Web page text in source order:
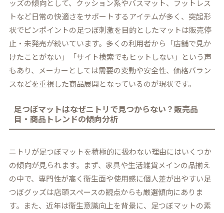
ッズの傾向として、クッション系やバスマット、フットレス
トなど日常の快適さをサポートするアイテムが多く、突起形
状でピンポイントの足つぼ刺激を目的としたマットは販売停
止・未発売が続いています。多くの利用者から「店舗で見か
けたことがない」「サイト検索でもヒットしない」という声
もあり、メーカーとしては需要の変動や安全性、価格バラン
スなどを重視した商品展開となっているのが現状です。
足つぼマットはなぜニトリで見つからない？販売品
目・商品トレンドの傾向分析
ニトリが足つぼマットを積極的に扱わない理由にはいくつか
の傾向が見られます。まず、家具や生活雑貨メインの品揃え
の中で、専門性が高く衛生面や使用感に個人差が出やすい足
つぼグッズは店頭スペースの観点からも厳選傾向にありま
す。また、近年は衛生意識向上を背景に、足つぼマットの素